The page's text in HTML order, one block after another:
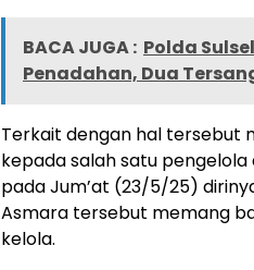
BACA JUGA : Polda
Penadahan, Dua
Terkait dengan hal tersebut
kepada salah satu
pada Jum’at (23/5/25)
Asmara tersebut memang
kelola.